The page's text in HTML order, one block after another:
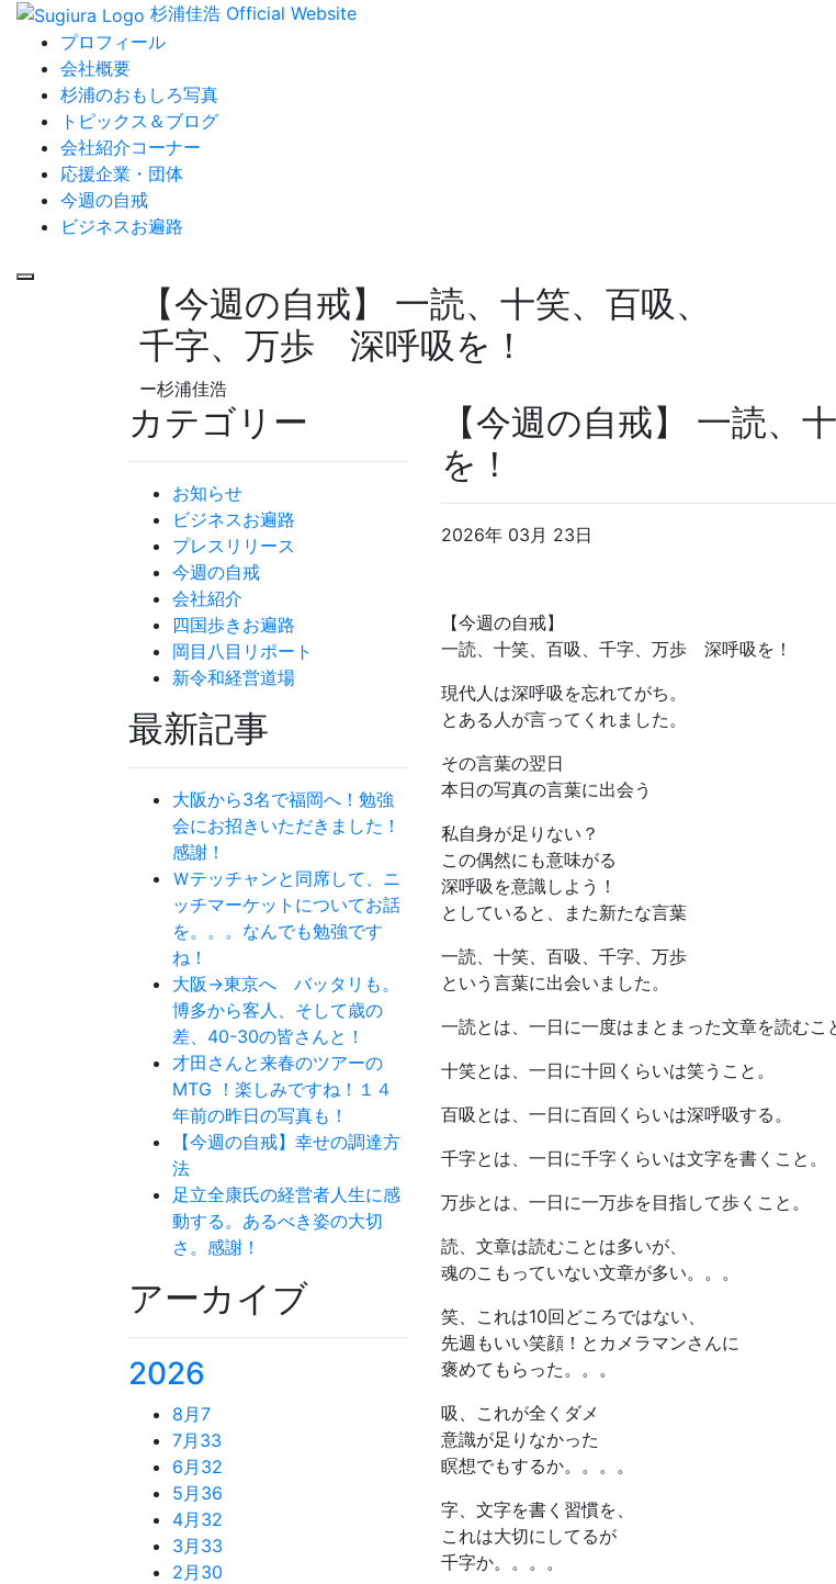
杉浦佳浩 Official Website
プロフィール
会社概要
杉浦のおもしろ写真
トピックス＆ブログ
会社紹介コーナー
応援企業・団体
今週の自戒
ビジネスお遍路
【今週の自戒】 一読、十笑、百吸、
千字、万歩 深呼吸を！
ー杉浦佳浩
【今週の自戒】 一読
を！
2026年 03月 23日
【今週の自戒】
一読、十笑、百吸、千字、万歩 深呼吸を！
現代人は深呼吸を忘れてがち。
とある人が言ってくれました。
その言葉の翌日
本日の写真の言葉に出会う
私自身が足りない？
この偶然にも意味がる
深呼吸を意識しよう！
としていると、また新たな言葉
一読、十笑、百吸、千字、万歩
という言葉に出会いました。
一読とは、一日に一度はまとまった文章を読むこ
十笑とは、一日に十回くらいは笑うこと。
百吸とは、一日に百回くらいは深呼吸する。
千字とは、一日に千字くらいは文字を書くこと。
万歩とは、一日に一万歩を目指して歩くこと。
読、文章は読むことは多いが、
魂のこもっていない文章が多い。。。
笑、これは10回どころではない、
先週もいい笑顔！とカメラマンさんに
褒めてもらった。。。
吸、これが全くダメ
意識が足りなかった
瞑想でもするか。。。。
字、文字を書く習慣を、
これは大切にしてるが
千字か。。。。
カテゴリー
お知らせ
ビジネスお遍路
プレスリリース
今週の自戒
会社紹介
四国歩きお遍路
岡目八目リポート
新令和経営道場
最新記事
大阪から3名で福岡へ！勉強
会にお招きいただきました！
感謝！
Ｗテッチャンと同席して、ニ
ッチマーケットについてお話
を。。。なんでも勉強です
ね！
大阪→東京へ バッタリも。
博多から客人、そして歳の
差、40-30の皆さんと！
才田さんと来春のツアーの
MTG ！楽しみですね！１４
年前の昨日の写真も！
【今週の自戒】幸せの調達方
法
足立全康氏の経営者人生に感
動する。あるべき姿の大切
さ。感謝！
アーカイブ
2026
8月7
7月 33
6月 32
5月 36
4月 32
3月 33
2月 30